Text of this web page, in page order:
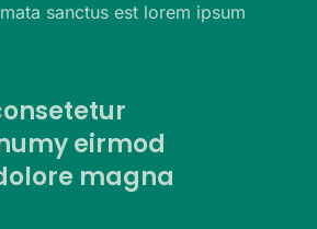
sanctus est lorem ipsum
eirmod
magna